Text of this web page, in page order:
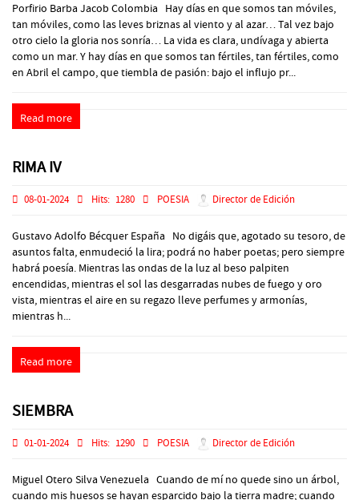
Porfirio Barba Jacob Colombia Hay días en que somos tan móviles,
tan móviles, como las leves briznas al viento y al azar… Tal vez bajo
otro cielo la gloria nos sonría… La vida es clara, undívaga y abierta
como un mar. Y hay días en que somos tan fértiles, tan fértiles, como
en Abril el campo, que tiembla de pasión: bajo el influjo pr...
Read more
RIMA IV
08-01-2024 Hits: 1280 POESIA Director de Edición
Gustavo Adolfo Bécquer España No digáis que, agotado su tesoro, de
asuntos falta, enmudeció la lira; podrá no haber poetas; pero siempre
habrá poesía. Mientras las ondas de la luz al beso palpiten
encendidas, mientras el sol las desgarradas nubes de fuego y oro
vista, mientras el aire en su regazo lleve perfumes y armonías,
mientras h...
Read more
SIEMBRA
01-01-2024 Hits: 1290 POESIA Director de Edición
Miguel Otero Silva Venezuela Cuando de mí no quede sino un árbol,
cuando mis huesos se hayan esparcido bajo la tierra madre; cuando